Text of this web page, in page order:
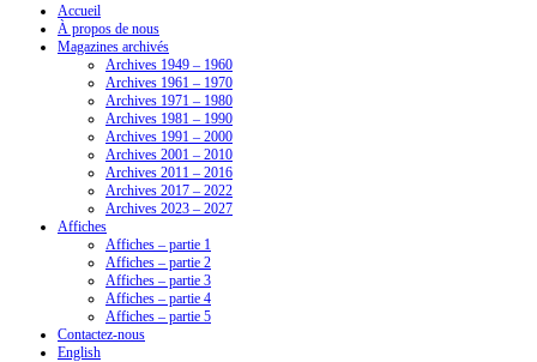
Accueil
À propos de nous
Magazines archivés
Archives 1949 – 1960
Archives 1961 – 1970
Archives 1971 – 1980
Archives 1981 – 1990
Archives 1991 – 2000
Archives 2001 – 2010
Archives 2011 – 2016
Archives 2017 – 2022
Archives 2023 – 2027
Affiches
Affiches – partie 1
Affiches – partie 2
Affiches – partie 3
Affiches – partie 4
Affiches – partie 5
Contactez-nous
English